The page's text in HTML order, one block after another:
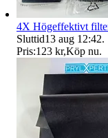
4X Högeffektivt
Sluttid13 aug 12:42.
Pris:123 kr,Köp nu.